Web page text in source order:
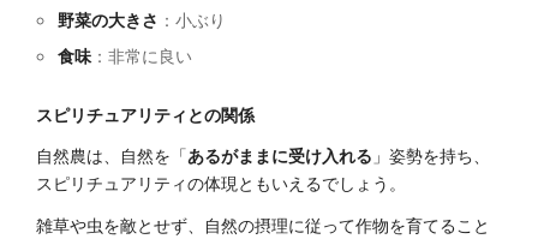
野菜の大きさ ：小ぶり
食味：非常に良い
スピリチュアリティとの関係
自然農は、自然を「あるがままに受け入れる 」姿勢を持ち、
スピリチュアリティの体現ともいえるでしょう。
雑草や虫を敵とせず、自然の摂理に従って作物を育てること